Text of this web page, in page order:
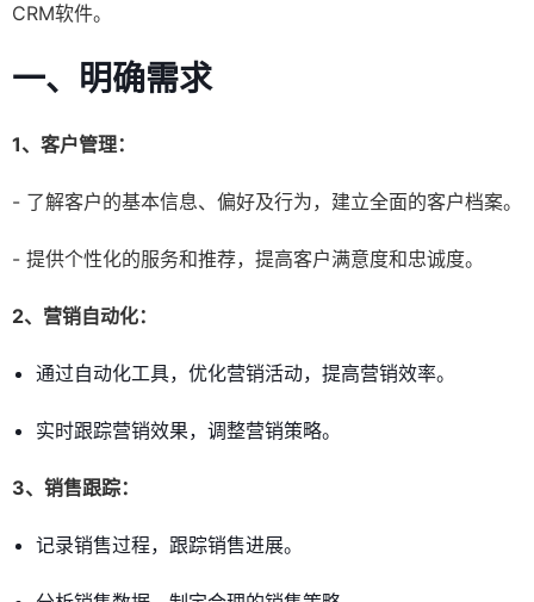
CRM软件。
一、明确需求
1、客户管理：
- 了解客户的基本信息、偏好及行为，建立全面的客户档案。
- 提供个性化的服务和推荐，提高客户满意度和忠诚度。
2、营销自动化：
通过自动化工具，优化营销活动，提高营销效率。
实时跟踪营销效果，调整营销策略。
3、销售跟踪：
记录销售过程，跟踪销售进展。